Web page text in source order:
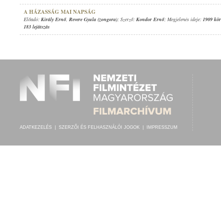
A HÁZASSÁG MAI NAPSÁG
Előadó: Király Ernő, Revere Gyula (zongora); Szerző: Kondor Ernő; Megjelenés ideje: 1909
183 lejátszás
ADATKEZELÉS SZERZŐI ÉS FELHASZNÁLÓI JOGOK IMPRESSZUM